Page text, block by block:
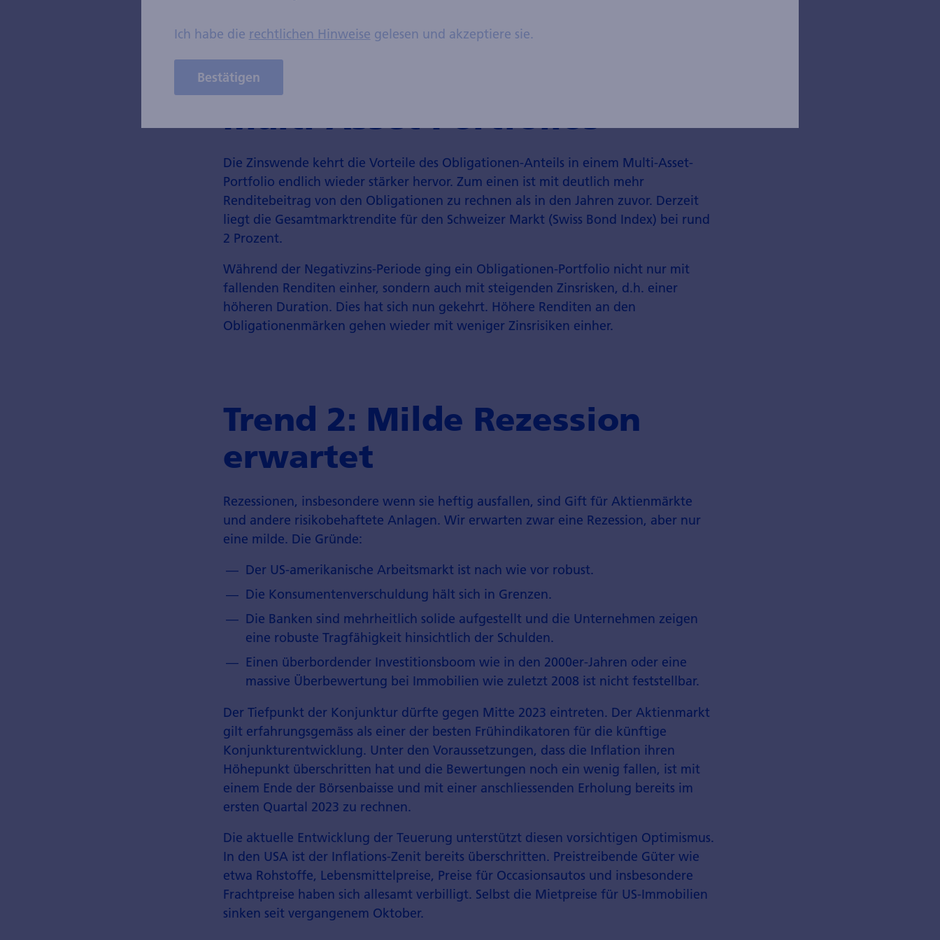
Trend 1: Renaissance des
Multi-Asset-Portfolios
Die Zinswende kehrt die Vorteile des Obligationen-Anteils in einem Multi-Asset-
Portfolio endlich wieder stärker hervor. Zum einen ist mit deutlich mehr
Renditebeitrag von den Obligationen zu rechnen als in den Jahren zuvor. Derzeit
liegt die Gesamtmarktrendite für den Schweizer Markt (Swiss Bond Index) bei rund
2 Prozent.
Während der Negativzins-Periode ging ein Obligationen-Portfolio nicht nur mit
fallenden Renditen einher, sondern auch mit steigenden Zinsrisken, d.h. einer
höheren Duration. Dies hat sich nun gekehrt. Höhere Renditen an den
Obligationenmärken gehen wieder mit weniger Zinsrisiken einher.
Trend 2: Milde Rezession
erwartet
Rezessionen, insbesondere wenn sie heftig ausfallen, sind Gift für Aktienmärkte
und andere risikobehaftete Anlagen. Wir erwarten zwar eine Rezession, aber nur
eine milde. Die Gründe:
Der US-amerikanische Arbeitsmarkt ist nach wie vor robust.
Die Konsumentenverschuldung hält sich in Grenzen.
Die Banken sind mehrheitlich solide aufgestellt und die Unternehmen zeigen
eine robuste Tragfähigkeit hinsichtlich der Schulden.
Einen überbordender Investitionsboom wie in den 2000er-Jahren oder eine
massive Überbewertung bei Immobilien wie zuletzt 2008 ist nicht feststellbar.
Der Tiefpunkt der Konjunktur dürfte gegen Mitte 2023 eintreten. Der Aktienmarkt
gilt erfahrungsgemäss als einer der besten Frühindikatoren für die künftige
Konjunkturentwicklung. Unter den Voraussetzungen, dass die Inflation ihren
Höhepunkt überschritten hat und die Bewertungen noch ein wenig fallen, ist mit
einem Ende der Börsenbaisse und mit einer anschliessenden Erholung bereits im
ersten Quartal 2023 zu rechnen.
Die aktuelle Entwicklung der Teuerung unterstützt diesen vorsichtigen Optimismus.
In den USA ist der Inflations-Zenit bereits überschritten. Preistreibende Güter wie
etwa Rohstoffe, Lebensmittelpreise, Preise für Occasionsautos und insbesondere
Frachtpreise haben sich allesamt verbilligt. Selbst die Mietpreise für US-Immobilien
sinken seit vergangenem Oktober.
Ich habe die rechtlichen Hinweise gelesen und akzeptiere sie.
Bestätigen